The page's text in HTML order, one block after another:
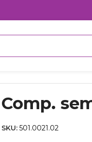
Comp.
SKU: 501.0021.02